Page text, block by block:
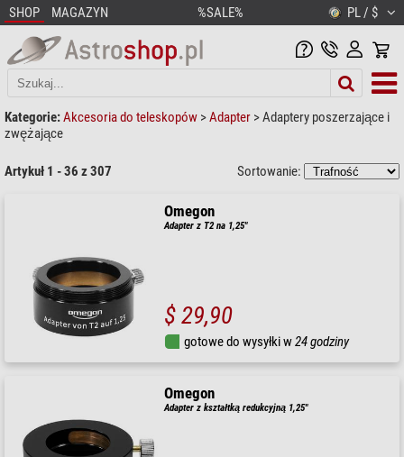
SHOP MAGAZYN %SALE% PL / $
Kategorie:Akcesoria do teleskopów >Adapter >Adaptery poszerzające i
zwężające
Artykuł 1 - 36 z 307 Sortowanie:
Omegon
Adapter z T2 na 1,25"
$ 29,90
gotowe do wysyłki w24 godziny
Omegon
Adapter z kształtką redukcyjną 1,25"